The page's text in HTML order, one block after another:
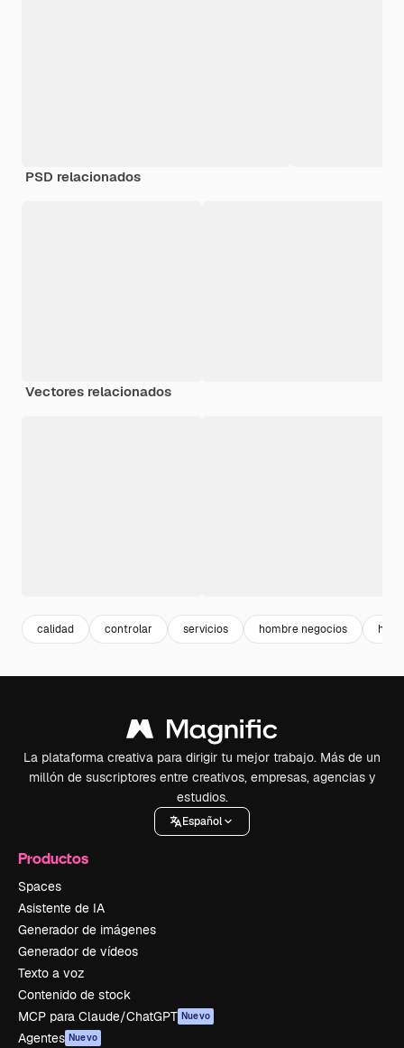
PSD relacionados
Vectores relacionados
calidad controlar servicios hombre negocios
La plataforma creativa para dirigir tu mejor trabajo. Más de un
millón de suscriptores entre creativos, empresas, agencias y
estudios.
Español
Productos
Spaces
Asistente de IA
Generador de imágenes
Generador de vídeos
Texto a voz
Contenido de stock
MCP para Claude/ChatGPT Nuevo
Agentes Nuevo